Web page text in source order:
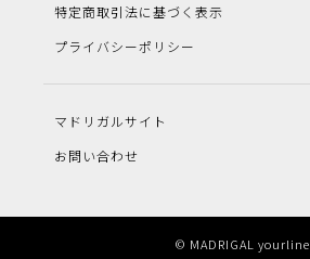
特定商取引法に基づく表示
プライバシーポリシー
マドリガルサイト
お問い合わせ
© MADRIGAL yourline